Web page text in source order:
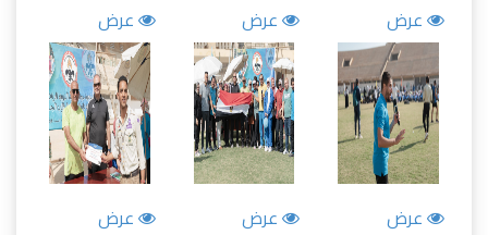
عرض عرض عرض
عرض عرض عرض